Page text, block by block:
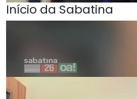
Início da Sabatina